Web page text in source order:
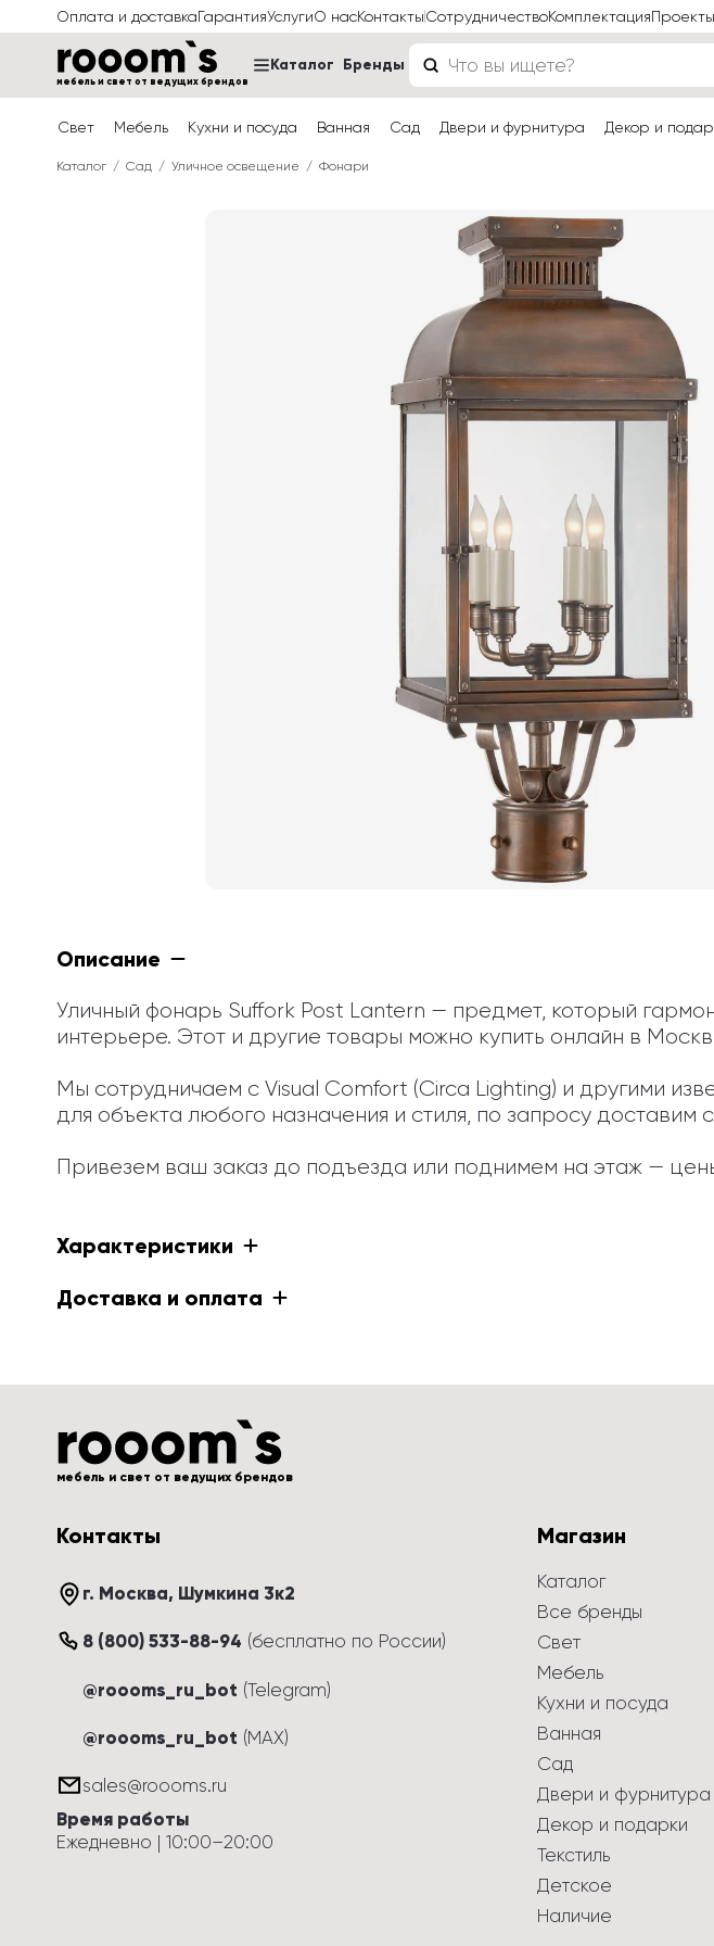
Оплата и доставкаГарантияУслугиО насКонтактыСотрудничествоКомплектацияПроекты
мебель и свет от ведущих брендов
Каталог Бренды
Свет Мебель Кухни и посуда Ванная Сад Двери и фурнитура Декор и
Каталог Сад Уличное освещение Фонари
Описание
Уличный фонарь Suffork Post Lantern — предмет, который
интерьере. Этот и другие товары можно купить онлайн в
Мы сотрудничаем с Visual Comfort (Circa Lighting) и другими
для объекта любого назначения и стиля, по запросу доставим
Привезем ваш заказ до подъезда или поднимем на этаж —
Характеристики
Доставка и оплата
мебель и свет от ведущих брендов
Контакты
г. Москва, Шумкина 3к2
8 (800) 533-88-94 (бесплатно по России)
@roooms_ru_bot (Telegram)
@roooms_ru_bot (MAX)
sales@roooms.ru
Время работы
Ежедневно | 10:00–20:00
Магазин
Каталог
Все бренды
Свет
Мебель
Кухни и посуда
Ванная
Сад
Двери и фурнитура
Декор и подарки
Текстиль
Детское
Наличие